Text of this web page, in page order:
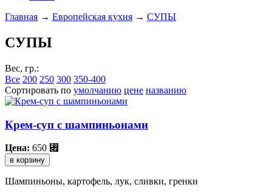
Главная → Европейская кухня → СУПЫ
СУПЫ
Вес, гр.:
Все 200 250 300 350-400
Сортировать по умолчанию цене названию
Крем-суп с шампиньонами
Цена: 650 ⃏
в корзину
Шампиньоны, картофель, лук, сливки, гренки